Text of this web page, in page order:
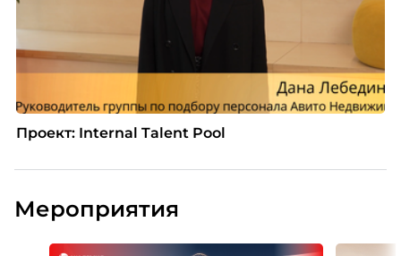
Проект: Internal Talent Pool
Мероприятия